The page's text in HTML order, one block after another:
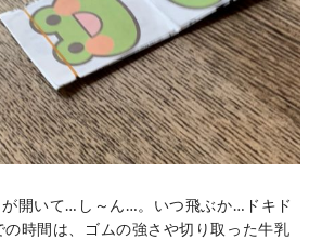
開いて…し～ん…。いつ飛ぶか…ドキド
時間は、ゴムの強さや切り取った牛乳